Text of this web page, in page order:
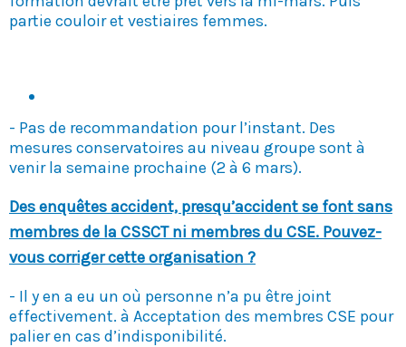
partie couloir et vestiaires femmes.
- Pas de recommandation pour l’instant. Des
mesures conservatoires au niveau groupe sont à
venir la semaine prochaine (2 à 6 mars).
Des enquêtes accident, presqu’accident se font sans
membres de la CSSCT ni membres du CSE. Pouvez-
vous corriger cette organisation ?
- Il y en a eu un où personne n’a pu être joint
effectivement. à Acceptation des membres CSE pour
palier en cas d’indisponibilité.